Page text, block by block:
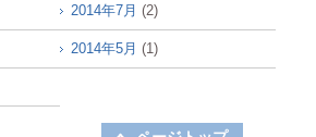
2014年7月 (2)
2014年5月 (1)